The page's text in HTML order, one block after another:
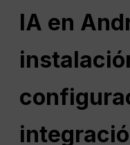
IA en